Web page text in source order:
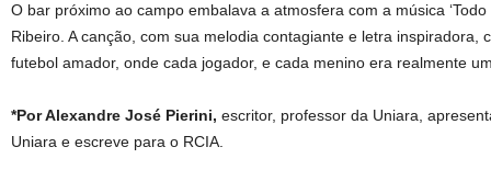
O bar próximo ao campo embalava a atmosfera com a música
Ribeiro. A canção, com sua melodia contagiante e letra inspiradora,
futebol amador, onde cada jogador, e cada menino era realmente
*Por Alexandre José Pierini, escritor, professor da Uniara,
Uniara e escreve para o RCIA.